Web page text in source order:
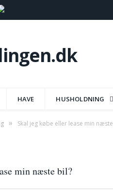
HAVE HUSHOLDNING
» Skal jeg købe eller lease min
min næste bil?